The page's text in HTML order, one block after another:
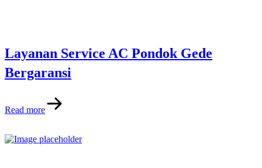
Layanan Service AC Pondok Gede
Bergaransi
Read more